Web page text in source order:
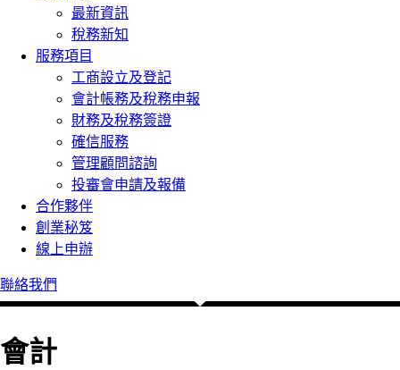
最新資訊
稅務新知
服務項目
工商設立及登記
會計帳務及稅務申報
財務及稅務簽證
確信服務
管理顧問諮詢
投審會申請及報備
合作夥伴
創業秘笈
線上申辦
聯絡我們
會計